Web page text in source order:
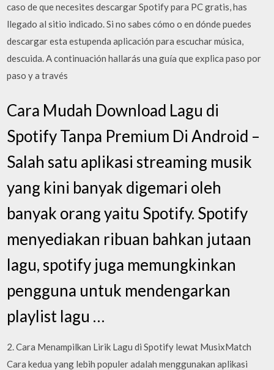
caso de que necesites descargar Spotify para PC gratis, has
llegado al sitio indicado. Si no sabes cómo o en dónde puedes
descargar esta estupenda aplicación para escuchar música,
descuida. A continuación hallarás una guía que explica paso por
paso y a través
Cara Mudah Download Lagu di
Spotify Tanpa Premium Di Android –
Salah satu aplikasi streaming musik
yang kini banyak digemari oleh
banyak orang yaitu Spotify. Spotify
menyediakan ribuan bahkan jutaan
lagu, spotify juga memungkinkan
pengguna untuk mendengarkan
playlist lagu …
2. Cara Menampilkan Lirik Lagu di Spotify lewat MusixMatch
Cara kedua yang lebih populer adalah menggunakan aplikasi